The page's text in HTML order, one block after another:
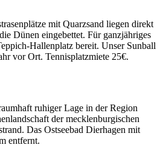
mit Quarzsand liegen direkt
Dünen eingebettet. Für ganzjähriges
Hallenplatz bereit. Unser Sunball
vor Ort. Tennisplatzmiete 25€.
ruhiger Lage in der Region
der mecklenburgischen
Das Ostseebad Dierhagen mit
entfernt.